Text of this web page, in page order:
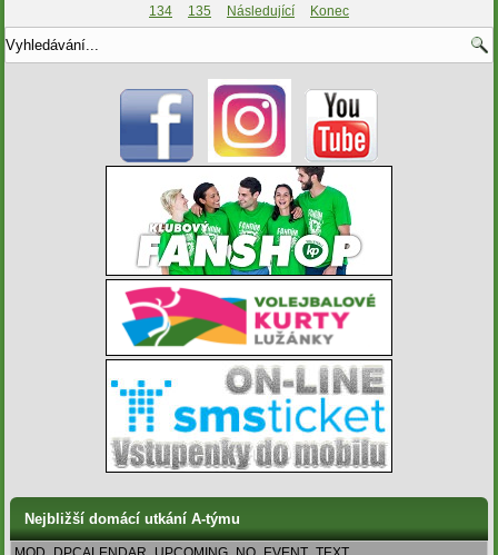
134
135 Následující Konec
Nejbližší domácí utkání A-týmu